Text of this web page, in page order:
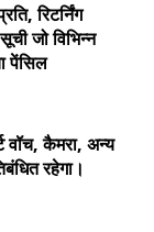
रिटर्निंग
जो विभिन्न
पेंसिल
वॉच, कैमरा, अन्य
रहेगा।